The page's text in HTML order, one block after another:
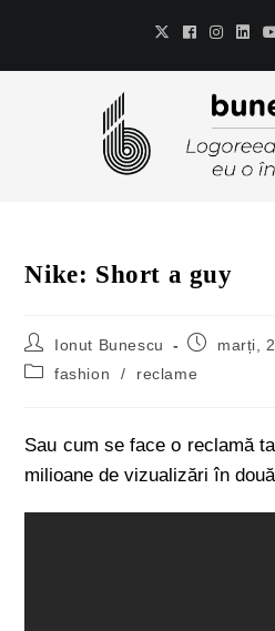
Nike: Short a guy
Ionut Bunescu
marți,
fashion
/ reclame
Sau cum se face o reclamă
milioane de vizualizări în